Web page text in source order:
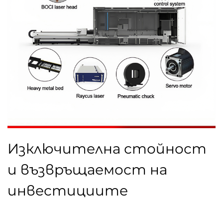
Изключителна стойност
и възвръщаемост на
инвестициите